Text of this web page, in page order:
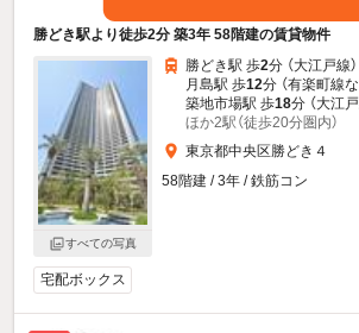
勝どき駅より徒歩2分 築3年 58階建の賃貸物件
すべての写真
勝どき駅 歩2分 （大江戸線）
月島駅 歩12分 （有楽町線
築地市場駅 歩18分 （大江戸
ほか2駅（徒歩20分圏内）
東京都中央区勝どき４
58階建 / 3年 / 鉄筋コン
宅配ボックス